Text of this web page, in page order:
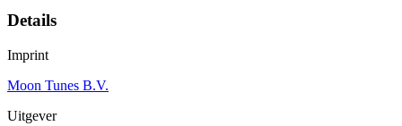
Details
Imprint
Moon Tunes B.V.
Uitgever